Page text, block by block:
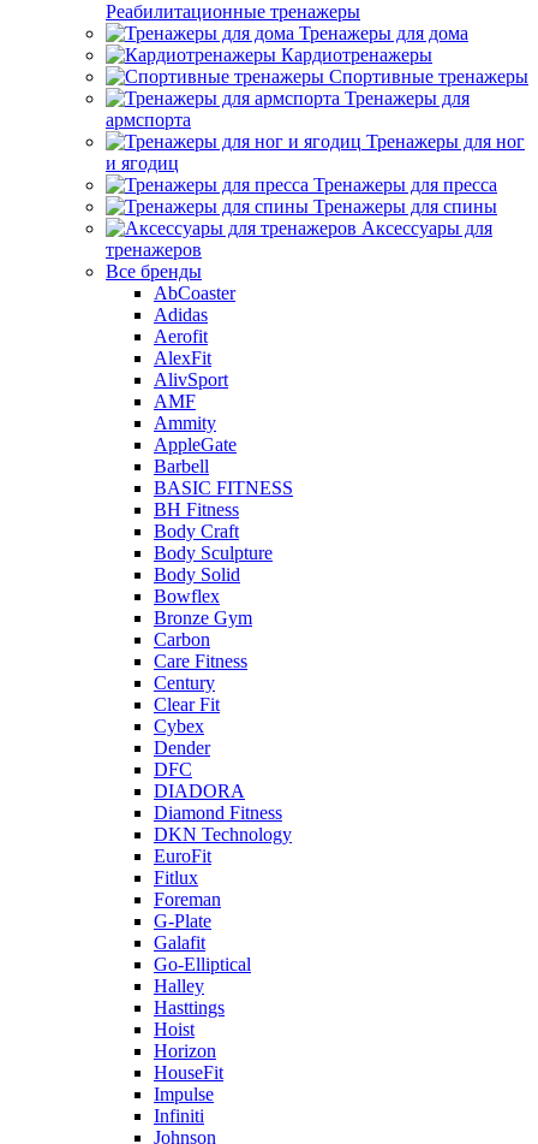
Реабилитационные тренажеры
Тренажеры для дома
Кардиотренажеры
Спортивные тренажеры
Тренажеры для
армспорта
Тренажеры для ног
и ягодиц
Тренажеры для пресса
Тренажеры для спины
Аксессуары для
тренажеров
Все бренды
AbCoaster
Adidas
Aerofit
AlexFit
AlivSport
AMF
Ammity
AppleGate
Barbell
BASIC FITNESS
BH Fitness
Body Craft
Body Sculpture
Body Solid
Bowflex
Bronze Gym
Carbon
Care Fitness
Century
Clear Fit
Cybex
Dender
DFC
DIADORA
Diamond Fitness
DKN Technology
EuroFit
Fitlux
Foreman
G-Plate
Galafit
Go-Elliptical
Halley
Hasttings
Hoist
Horizon
HouseFit
Impulse
Infiniti
Johnson